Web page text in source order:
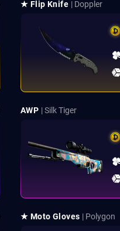
★ Flip Knife | Doppler
AWP | Silk Tiger
★ Moto Gloves | Polygon